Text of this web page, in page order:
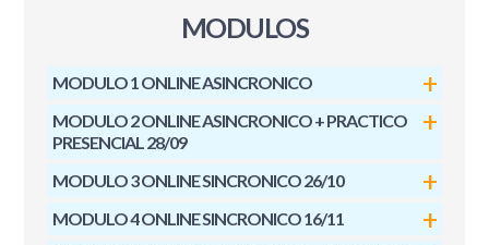
MODULOS
MODULO 1 ONLINE ASINCRONICO
MODULO 2 ONLINE ASINCRONICO + PRACTICO
PRESENCIAL 28/09
MODULO 3 ONLINE SINCRONICO 26/10
MODULO 4 ONLINE SINCRONICO 16/11